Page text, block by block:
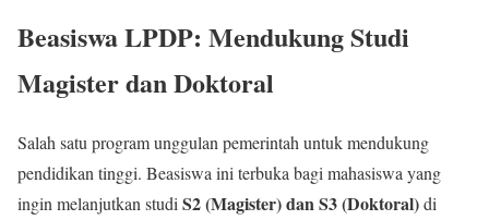
Beasiswa LPDP: Mendukung Studi
Magister dan Doktoral
Salah satu program unggulan pemerintah untuk mendukung
pendidikan tinggi. Beasiswa ini terbuka bagi mahasiswa yang
ingin melanjutkan studi S2 (Magister) dan S3 (Doktoral)di